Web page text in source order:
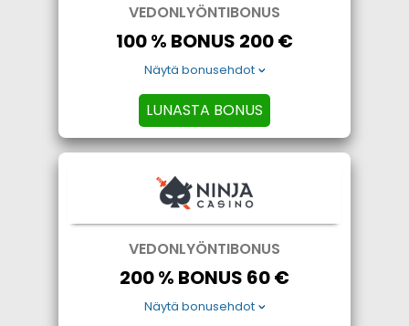
VEDONLYÖNTIBONUS
100 % BONUS 200 €
Näytä bonusehdot
LUNASTA BONUS
VEDONLYÖNTIBONUS
200 % BONUS 60 €
Näytä bonusehdot